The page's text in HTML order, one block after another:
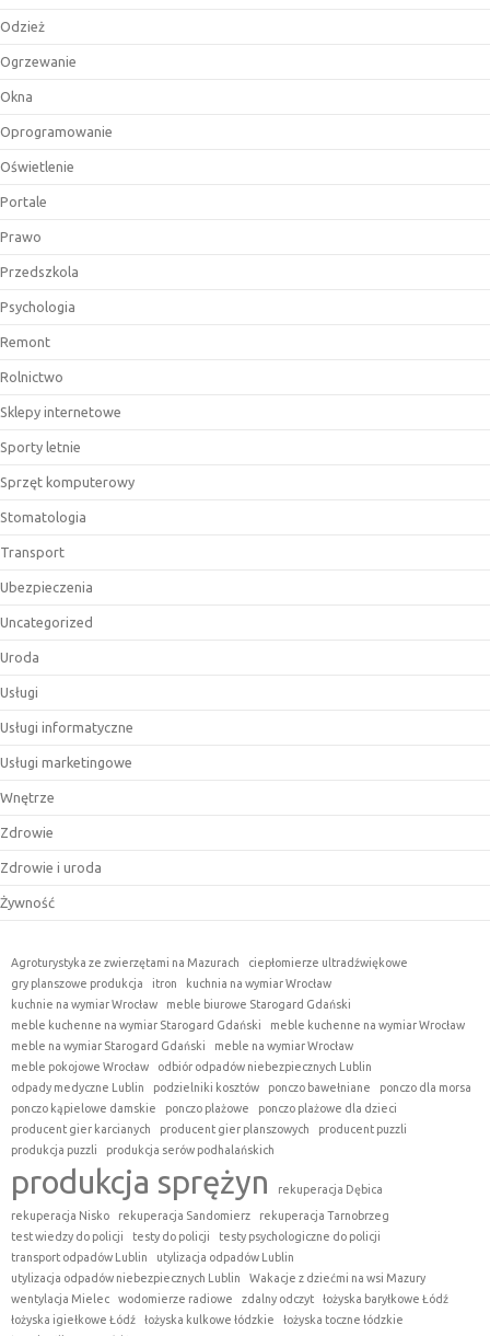
Odzież
Ogrzewanie
Okna
Oprogramowanie
Oświetlenie
Portale
Prawo
Przedszkola
Psychologia
Remont
Rolnictwo
Sklepy internetowe
Sporty letnie
Sprzęt komputerowy
Stomatologia
Transport
Ubezpieczenia
Uncategorized
Uroda
Usługi
Usługi informatyczne
Usługi marketingowe
Wnętrze
Zdrowie
Zdrowie i uroda
Żywność
Agroturystyka ze zwierzętami na Mazurach
ciepłomierze ultradźwiękowe
gry planszowe produkcja
itron
kuchnia na wymiar Wrocław
kuchnie na wymiar Wrocław
meble biurowe Starogard Gdański
meble kuchenne na wymiar Starogard Gdański
meble kuchenne na wymiar Wrocław
meble na wymiar Starogard Gdański
meble na wymiar Wrocław
meble pokojowe Wrocław
odbiór odpadów niebezpiecznych Lublin
odpady medyczne Lublin
podzielniki kosztów ponczo bawełniane
ponczo dla morsa
ponczo kąpielowe damskie
ponczo plażowe
ponczo plażowe dla dzieci
producent gier karcianych
producent gier planszowych
producent puzzli
produkcja puzzli
produkcja serów podhalańskich
produkcja sprężyn
rekuperacja Dębica
rekuperacja Nisko
rekuperacja Sandomierz
rekuperacja Tarnobrzeg
test wiedzy do policji
testy do policji
testy psychologiczne do policji
transport odpadów Lublin
utylizacja odpadów Lublin
utylizacja odpadów niebezpiecznych Lublin
Wakacje z dziećmi na wsi Mazury
wentylacja Mielec
wodomierze radiowe zdalny odczyt
łożyska baryłkowe Łódź
łożyska igiełkowe Łódź
łożyska kulkowe łódzkie
łożyska toczne łódzkie